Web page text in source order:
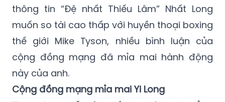
thông tin “Đệ nhất Thiếu Lâm” Nhất Long
muốn so tài cao thấp với huyền thoại boxing
thế giới Mike Tyson, nhiều bình luận của
cộng đồng mạng đã mỉa mai hành động
này của anh.
Cộng đồng mạng mỉa mai Yi Long